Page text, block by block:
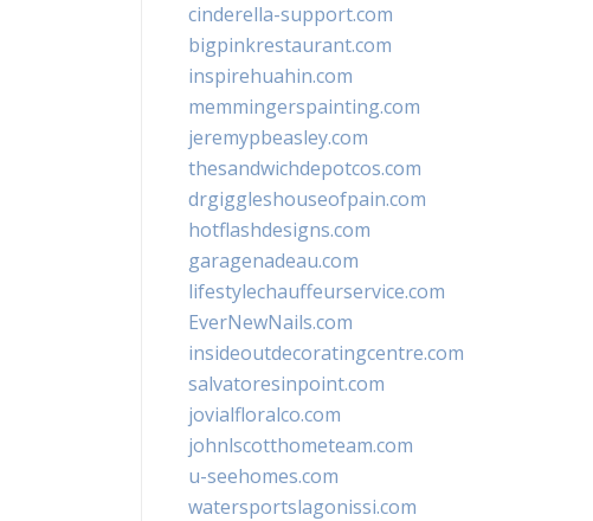
cinderella-support.com
bigpinkrestaurant.com
inspirehuahin.com
memmingerspainting.com
jeremypbeasley.com
thesandwichdepotcos.com
drgiggleshouseofpain.com
hotflashdesigns.com
garagenadeau.com
lifestylechauffeurservice.com
EverNewNails.com
insideoutdecoratingcentre.com
salvatoresinpoint.com
jovialfloralco.com
johnlscotthometeam.com
u-seehomes.com
watersportslagonissi.com